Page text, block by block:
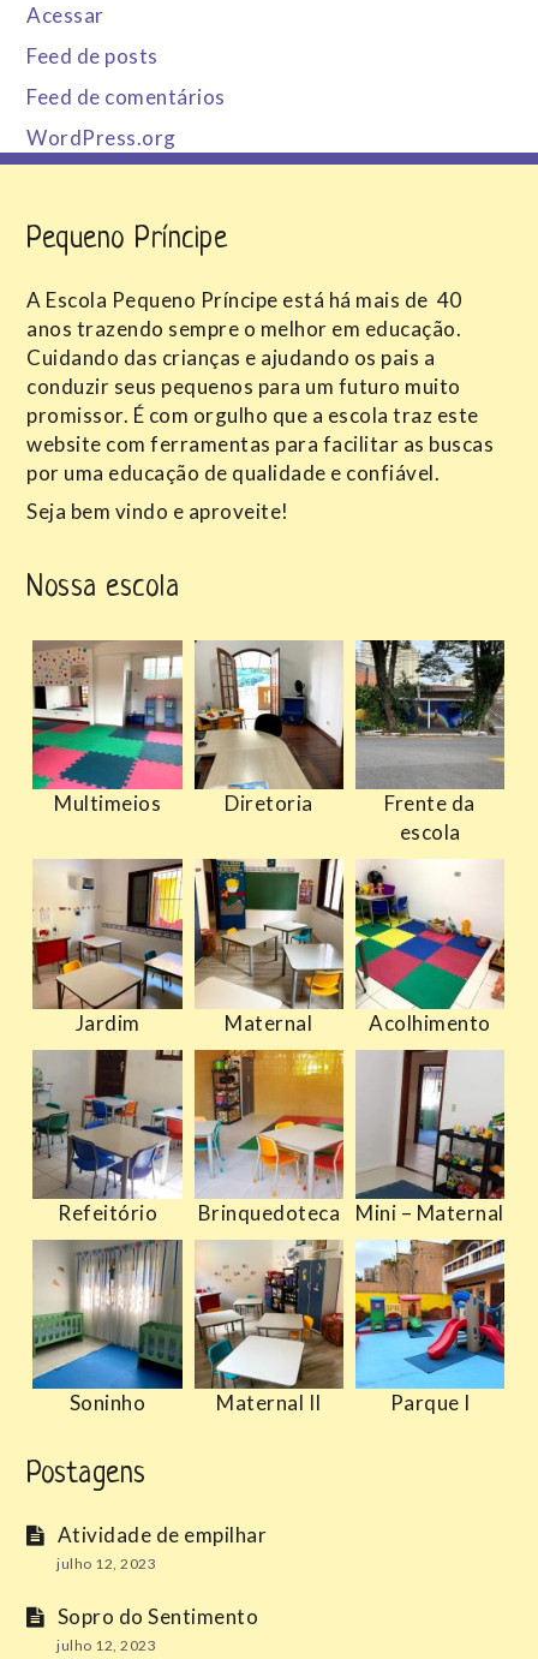
Acessar
Feed de posts
Feed de comentários
WordPress.org
Pequeno Príncipe
A Escola Pequeno Príncipe está há mais de 40
anos trazendo sempre o melhor em educação.
Cuidando das crianças e ajudando os pais a
conduzir seus pequenos para um futuro muito
promissor. É com orgulho que a escola traz este
website com ferramentas para facilitar as buscas
por uma educação de qualidade e confiável.
Seja bem vindo e aproveite!
Nossa escola
Multimeios Diretoria
Frente da
escola
Jardim Maternal Acolhimento
Refeitório Brinquedoteca Mini – Maternal
Soninho Maternal II Parque I
Postagens
Atividade de empilhar
julho 12, 2023
Sopro do Sentimento
julho 12, 2023